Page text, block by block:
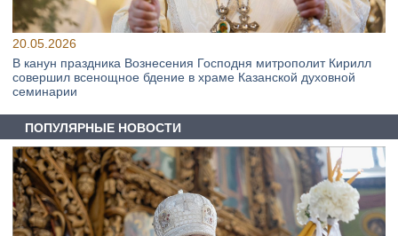
20.05.2026
В канун праздника Вознесения Господня митрополит Кирилл
совершил всенощное бдение в храме Казанской духовной
семинарии
ПОПУЛЯРНЫЕ НОВОСТИ